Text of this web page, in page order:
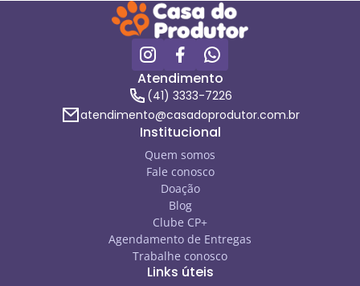
Atendimento
(41) 3333-7226
atendimento@casadoprodutor.com.br
Institucional
Quem somos
Fale conosco
Doação
Blog
Clube CP+
Agendamento de Entregas
Trabalhe conosco
Links úteis